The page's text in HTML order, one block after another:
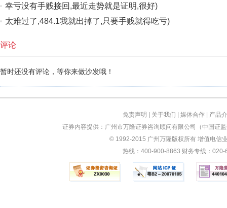
幸亏没有手贱接回,最近走势就是证明,很好)
太难过了,484.1我就出掉了,只要手贱就得吃亏)
评论
暂时还没有评论，等你来做沙发哦！
免责声明 关于我们 媒体合作
产品
证券内容提供：广州市万隆证券咨询顾问有限公司（中国证
© 1992-2015 广州万隆版权所有 增值电信
热线：400-900-8863 财务专线：